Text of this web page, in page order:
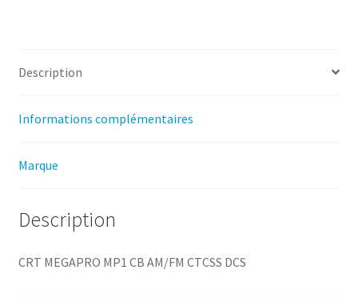
Description
Informations complémentaires
Marque
Description
CRT MEGAPRO MP1 CB AM/FM CTCSS DCS